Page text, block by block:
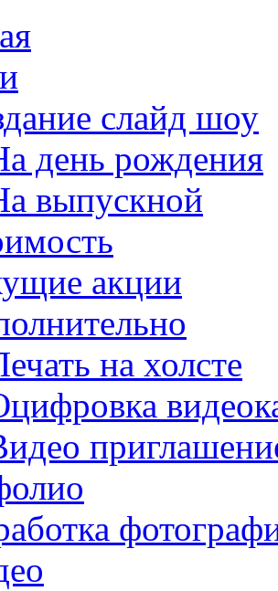
слайд шоу
день рождения
выпускной
акции
на холсте